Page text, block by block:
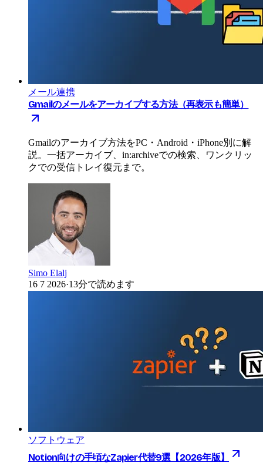
メール連携
Gmailのメールをアーカイブする方法（再表示も簡単）
Gmailのアーカイブ方法をPC・Android・iPhone別に解
説。一括アーカイブ、in:archiveでの検索、ワンクリッ
クでの受信トレイ復元まで。
Simo Elalj
16 7 2026·13分で読めます
ソフトウェア
Notion向けの手頃なZapier代替9選【2026年版】